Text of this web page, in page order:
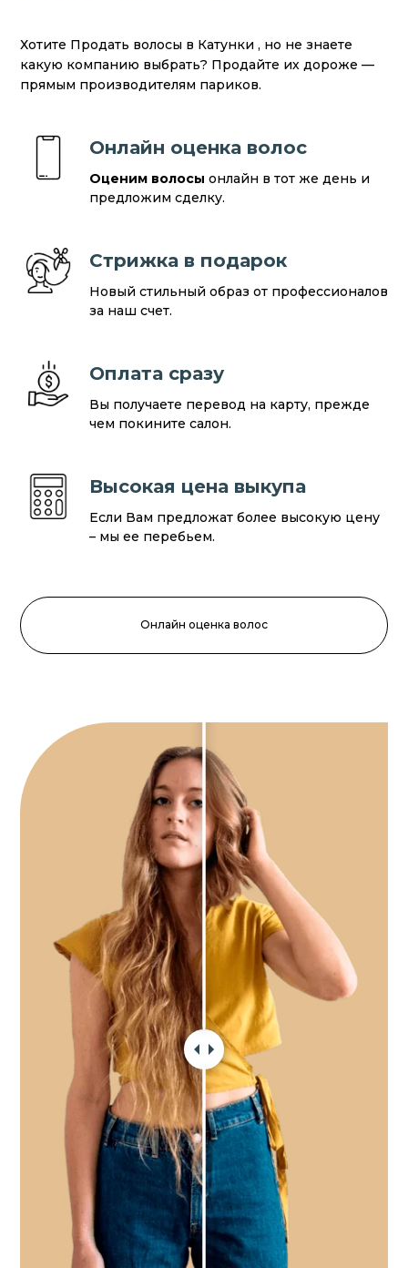
Хотите Продать волосы в Катунки , но не знаете
какую компанию выбрать? Продайте их дороже —
прямым производителям париков.
Онлайн оценка волос
Оценим волосы онлайн в тот же день и
предложим сделку.
Стрижка в подарок
Новый стильный образ от профессионалов
за наш счет.
Оплата сразу
Вы получаете перевод на карту, прежде
чем покините салон.
Высокая цена выкупа
Если Вам предложат более высокую цену
– мы ее перебьем.
Онлайн оценка волос